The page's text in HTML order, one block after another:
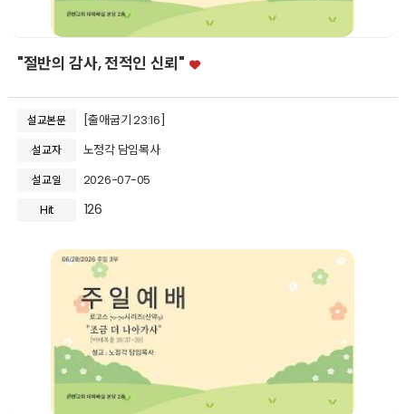
"절반의 감사, 전적인 신뢰"
설교본문 [출애굽기 23:16]
설교자 노정각 담임목사
설교일
2026-07-05
Hit
126